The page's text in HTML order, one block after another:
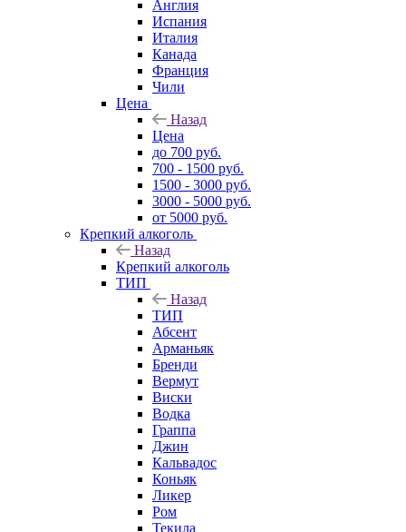
Англия
Испания
Италия
Канада
Франция
Чили
Цена
Назад
Цена
до 700 руб.
700 - 1500 руб.
1500 - 3000 руб.
3000 - 5000 руб.
от 5000 руб.
Крепкий алкоголь
Назад
Крепкий алкоголь
ТИП
Назад
ТИП
Абсент
Арманьяк
Бренди
Вермут
Виски
Водка
Граппа
Джин
Кальвадос
Коньяк
Ликер
Ром
Текила